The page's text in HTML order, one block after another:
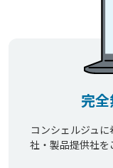
完
コンシェルジュ
社・製品提供社